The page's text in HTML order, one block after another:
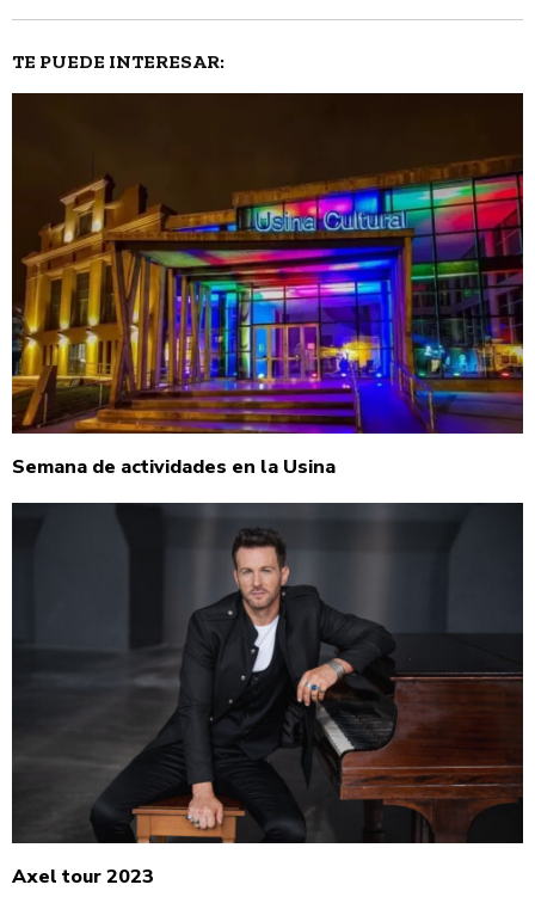
TE PUEDE INTERESAR:
Semana de actividades en la Usina
Axel tour 2023